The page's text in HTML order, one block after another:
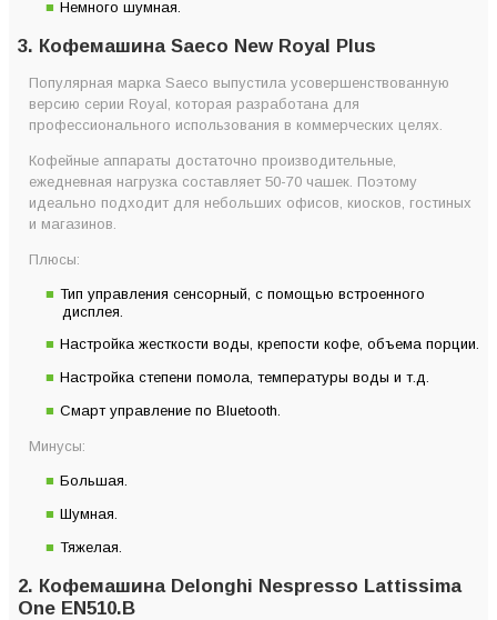
Немного шумная.
3. Кофемашина Saeco New Royal Plus
Популярная марка Saeco выпустила усовершенствованную
версию серии Royal, которая разработана для
профессионального использования в коммерческих целях.
Кофейные аппараты достаточно производительные,
ежедневная нагрузка составляет 50-70 чашек. Поэтому
идеально подходит для небольших офисов, киосков, гостиных
и магазинов.
Плюсы:
Тип управления сенсорный, с помощью встроенного
дисплея.
Настройка жесткости воды, крепости кофе, объема порции.
Настройка степени помола, температуры воды и т.д.
Смарт управление по Bluetooth.
Минусы:
Большая.
Шумная.
Тяжелая.
2. Кофемашина Delonghi Nespresso Lattissima
One EN510.B